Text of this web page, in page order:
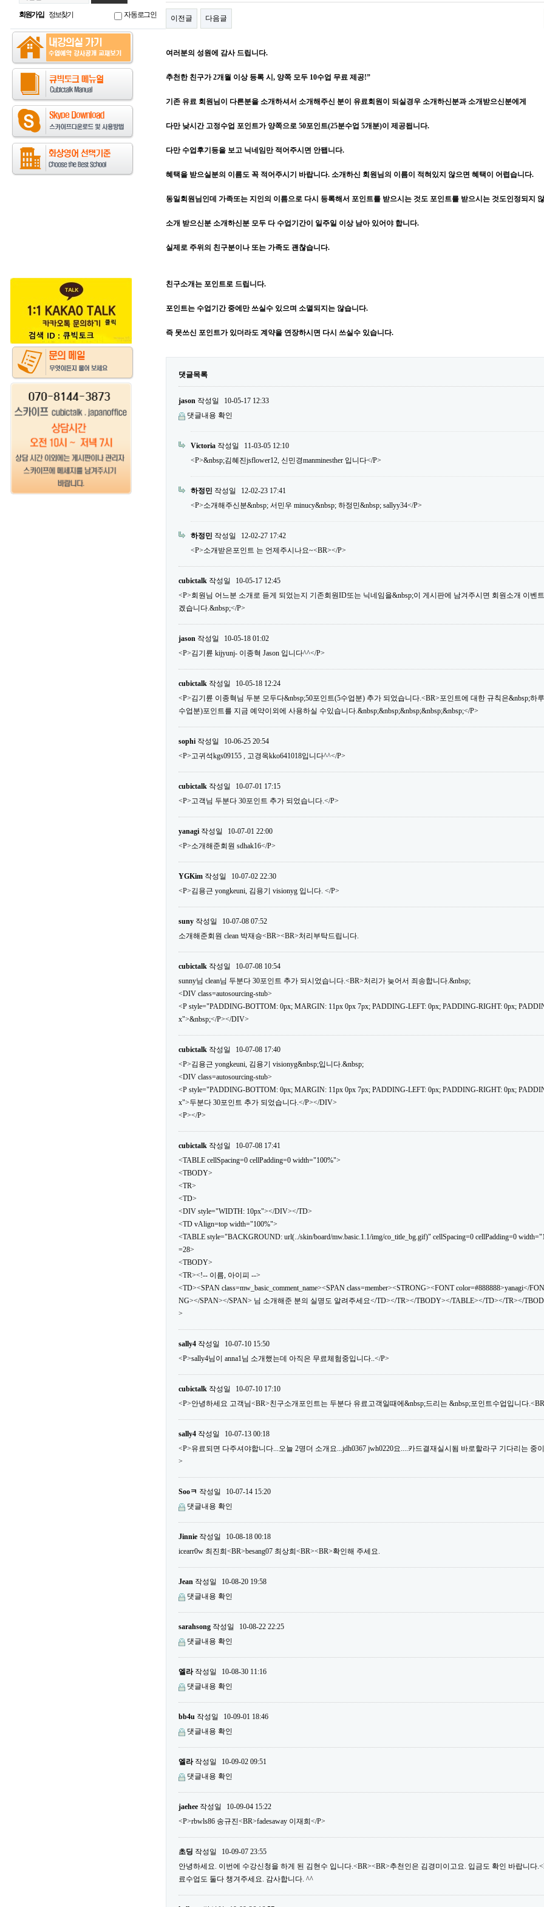
회원가입 정보찾기 자동로그인 이전글 다음글
여러분의 성원에 감사 드립니다.
추천한 친구가 2개월 이상 등록 시, 양쪽 모두 10수업 무료 제공!”
기존 유료 회원님이 다른분을 소개하셔서 소개해주신 분이 유료회원이 되실경우 소개하신분과 소개받으신분에게
다만 낮시간 고정수업 포인트가 양쪽으로 50포인트(25분수업 5개분)이 제공됩니다.
다만 수업후기등을 보고 닉네임만 적어주시면 안됍니다.
혜택을 받으실분의 이름도 꼭 적어주시기 바랍니다. 소개하신 회원님의 이름이 적혀있지 않으면 혜택이 어렵습니다.
동일회원님인데 가족또는 지인의 이름으로 다시 등록해서 포인트를 받으시는 것도 포인트를 받으시는 것도인정되지
소개 받으신분 소개하신분 모두 다 수업기간이 일주일 이상 남아 있어야 합니다.
실제로 주위의 친구분이나 또는 가족도 괜찮습니다.
친구소개는 포인트로 드립니다.
포인트는 수업기간 중에만 쓰실수 있으며 소멸되지는 않습니다.
즉 못쓰신 포인트가 있더라도 계약을 연장하시면 다시 쓰실수 있습니다.
댓글목록
jason 작성일
10-05-17 12:33
댓글내용 확인
Victoria 작성일
11-03-05 12:10
<P>&nbsp;김혜진jsflower12, 신민경manminesther 입니다</P>
하정민 작성일
12-02-23 17:41
<P>소개해주신분&nbsp; 서민우 minucy&nbsp; 하정민&nbsp; sallyy34</P>
하정민 작성일
12-02-27 17:42
<P>소개받은포인트 는 언제주시나요~<BR></P>
cubictalk 작성일
10-05-17 12:45
<P>회원님 어느분 소개로 듣게 되었는지 기존회원ID또는 닉네임을&nbsp;이 게시판에 남겨주시면 회원소개 이벤
겠습니다.&nbsp;</P>
jason 작성일
10-05-18 01:02
<P>김기륜 kijyunj- 이종혁 Jason 입니다^^</P>
cubictalk 작성일
10-05-18 12:24
<P>김기륜 이종혁님 두분 모두다&nbsp;50포인트(5수업분) 추가 되었습니다.<BR>포인트에 대한 규칙은&nbsp;하
수업분)포인트를 지금 예약이외에 사용하실 수있습니다.&nbsp;&nbsp;&nbsp;&nbsp;&nbsp;</P>
sophi 작성일
10-06-25 20:54
<P>고귀석kgs09155 , 고경옥kko641018입니다^^</P>
cubictalk 작성일
10-07-01 17:15
<P>고객님 두분다 30포인트 추가 되었습니다.</P>
yanagi 작성일
10-07-01 22:00
<P>소개해준회원 sdhak16</P>
YGKim 작성일
10-07-02 22:30
<P>김용근 yongkeuni, 김용기 visionyg 입니다. </P>
suny 작성일
10-07-08 07:52
소개해준회원 clean 박재승<BR><BR>처리부탁드립니다.
cubictalk 작성일
10-07-08 10:54
sunny님 clean님 두분다 30포인트 추가 되시었습니다.<BR>처리가 늦어서 죄송합니다.&nbsp;
<DIV class=autosourcing-stub>
<P style="PADDING-BOTTOM: 0px; MARGIN: 11px 0px 7px; PADDING-LEFT: 0px; PADDING-RIGHT: 0px;
x">&nbsp;</P></DIV>
cubictalk 작성일
10-07-08 17:40
<P>김용근 yongkeuni, 김용기 visionyg&nbsp;입니다.&nbsp;
<DIV class=autosourcing-stub>
<P style="PADDING-BOTTOM: 0px; MARGIN: 11px 0px 7px; PADDING-LEFT: 0px; PADDING-RIGHT: 0px;
x">두분다 30포인트 추가 되었습니다.</P></DIV>
<P></P>
cubictalk 작성일
10-07-08 17:41
<TABLE cellSpacing=0 cellPadding=0 width="100%">
<TBODY>
<TR>
<TD>
<DIV style="WIDTH: 10px"></DIV></TD>
<TD vAlign=top width="100%">
<TABLE style="BACKGROUND: url(../skin/board/mw.basic.1.1/img/co_title_bg.gif)" cellSpacing=0 cellPadding=0
=28>
<TBODY>
<TR><!-- 이름, 아이피 -->
<TD><SPAN class=mw_basic_comment_name><SPAN class=member><STRONG><FONT color=#888888>yanagi</
NG></SPAN></SPAN> 님 소개해준 분의 실명도 알려주세요</TD></TR></TBODY></TABLE></TD></TR></
>
sally4 작성일
10-07-10 15:50
<P>sally4님이 anna1님 소개했는데 아직은 무료체험중입니다..</P>
cubictalk 작성일
10-07-10 17:10
<P>안녕하세요 고객님<BR>친구소개포인트는 두분다 유료고객일때에&nbsp;드리는 &nbsp;포인트수업입니다
sally4 작성일
10-07-13 00:18
<P>유료되면 다주셔야합니다...오늘 2명더 소개요...jdh0367 jwh0220요....카드결재실시됨 바로할라구 기다리는 중
>
Sooㅋ 작성일
10-07-14 15:20
댓글내용 확인
Jinnie 작성일
10-08-18 00:18
icearr0w 최진희<BR>besang07 최상희<BR><BR>확인해 주세요.
Jean 작성일
10-08-20 19:58
댓글내용 확인
sarahsong 작성일
10-08-22 22:25
댓글내용 확인
엘라작성일
10-08-30 11:16
댓글내용 확인
bb4u 작성일
10-09-01 18:46
댓글내용 확인
엘라작성일
10-09-02 09:51
댓글내용 확인
jaehee 작성일
10-09-04 15:22
<P>rbwls86 송규진<BR>fadesaway 이재희</P>
초딩 작성일
10-09-07 23:55
안녕하세요. 이번에 수강신청을 하게 된 김현수 입니다.<BR><BR>추천인은 김경미이고요. 입금도 확인 바랍니다
료수업도 둘다 챙겨주세요. 감사합니다. ^^